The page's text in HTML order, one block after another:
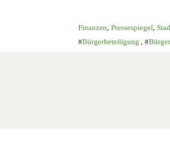
Finanzen, Pressespiegel,
Bürgerbeteiligung ,